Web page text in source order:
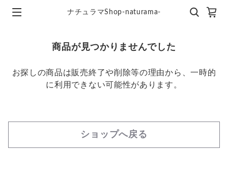
ナチュラマShop-naturama-
商品が見つかりませんでした
お探しの商品は販売終了や削除等の理由から、一時的
に利用できない可能性があります。
ショップへ戻る